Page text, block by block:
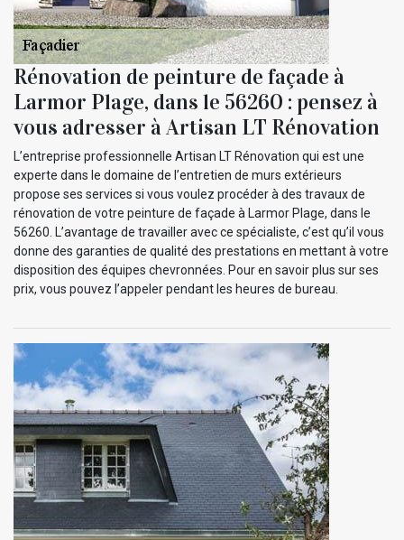
Rénovation de peinture de façade à
Larmor Plage, dans le 56260 : pensez à
vous adresser à Artisan LT Rénovation
L’entreprise professionnelle Artisan LT Rénovation qui est une
experte dans le domaine de l’entretien de murs extérieurs
propose ses services si vous voulez procéder à des travaux de
rénovation de votre peinture de façade à Larmor Plage, dans le
56260. L’avantage de travailler avec ce spécialiste, c’est qu’il vous
donne des garanties de qualité des prestations en mettant à votre
disposition des équipes chevronnées. Pour en savoir plus sur ses
prix, vous pouvez l’appeler pendant les heures de bureau.